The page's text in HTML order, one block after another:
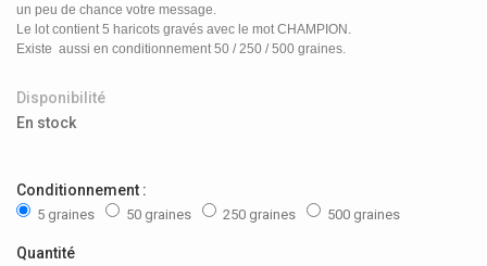
un peu de chance votre message.
Le lot contient 5 haricots gravés avec le mot CHAMPION.
Existe aussi en conditionnement 50 / 250 / 500 graines.
Disponibilité
En stock
Conditionnement :
5 graines 50 graines 250 graines 500 graines
Quantité